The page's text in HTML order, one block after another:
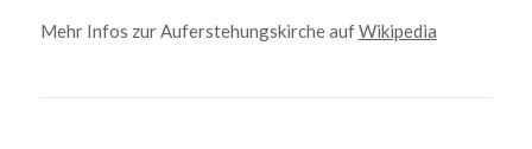
Mehr Infos zur Auferstehungskirche aufWikipedia